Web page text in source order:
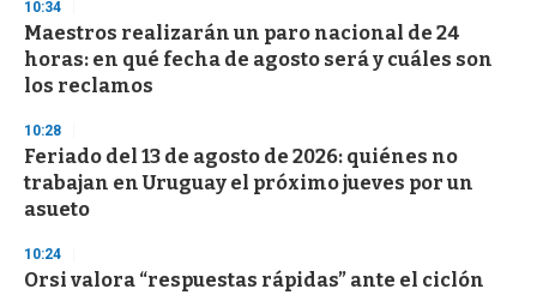
d
s
o
f
3
s
e
c
o
n
10:34
Maestros realizarán un paro nacional de 24
horas: en qué fecha de agosto será y cuáles son
los reclamos
10:28
Feriado del 13 de agosto de 2026: quiénes no
trabajan en Uruguay el próximo jueves por un
asueto
10:24
Orsi valora “respuestas rápidas” ante el ciclón